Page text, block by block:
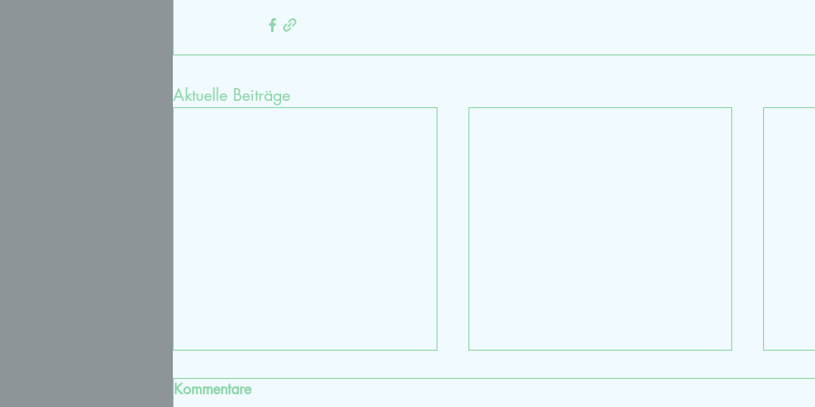
Aktuelle Beiträge
Kommentare